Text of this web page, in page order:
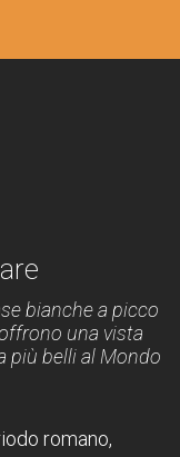
bianche a picco
una vista
più belli al Mondo
romano,